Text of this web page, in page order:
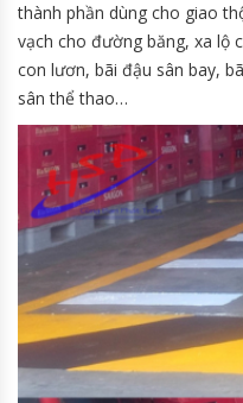
thành phần dùng cho giao
vạch cho đường băng, xa lộ
con lươn, bãi đậu sân bay,
sân thể thao…